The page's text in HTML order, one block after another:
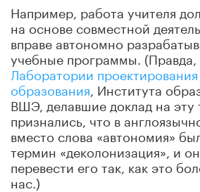
Например, работа учителя
на основе совместной
вправе автономно
учебные программы. (Правда,
Лаборатории
образования , Института
ВШЭ, делавшие доклад на эту
признались, что в
вместо слова «автономия»
термин «деколонизация», и
перевести его так, как это
нас.)